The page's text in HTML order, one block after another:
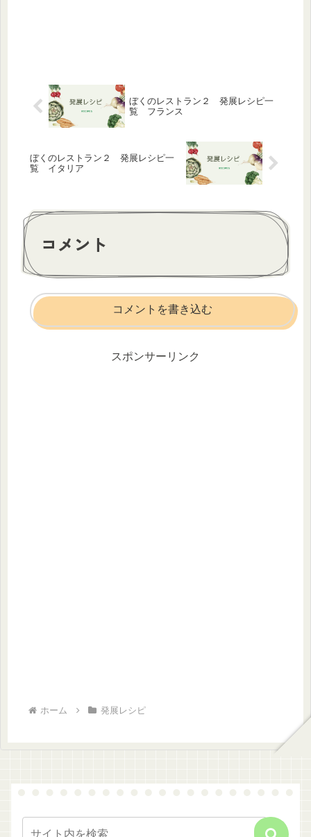
ぼくのレストラン２ 発展レシピ一
覧 フランス
ぼくのレストラン２ 発展レシピ一
覧 イタリア
コメント
コメントを書き込む
スポンサーリンク
ホーム 発展レシピ